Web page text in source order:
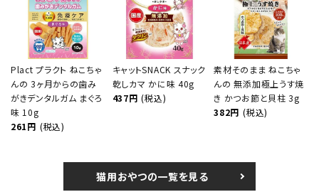
Plact プラクト ねこちゃ
んの 3ヶ月からの歯み
がきデンタルガム まぐろ
味 10g
261円 (税込)
キャットSNACK スナック
乾しカマ かに味 40g
437円 (税込)
素材そのまま ねこちゃ
んの 無添加極上うす焼
き かつお節と貝柱 3g
382円 (税込)
猫用おやつの一覧を見る